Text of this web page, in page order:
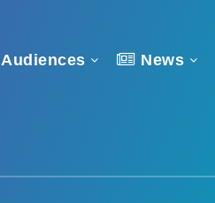
Audiences News